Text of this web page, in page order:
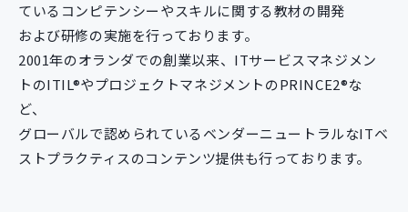
ているコンピテンシーやスキルに関する教材の開発
および研修の実施を行っております。
2001年のオランダでの創業以来、ITサービスマネジメン
トのITIL®やプロジェクトマネジメントのPRINCE2®な
ど、
グローバルで認められているベンダーニュートラルなITベ
ストプラクティスのコンテンツ提供も行っております。